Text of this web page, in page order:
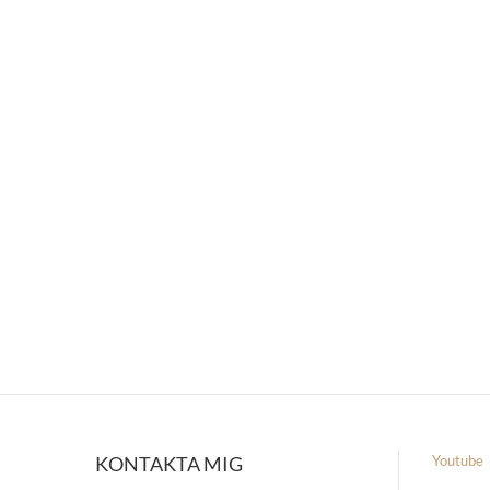
KONTAKTA MIG Youtube